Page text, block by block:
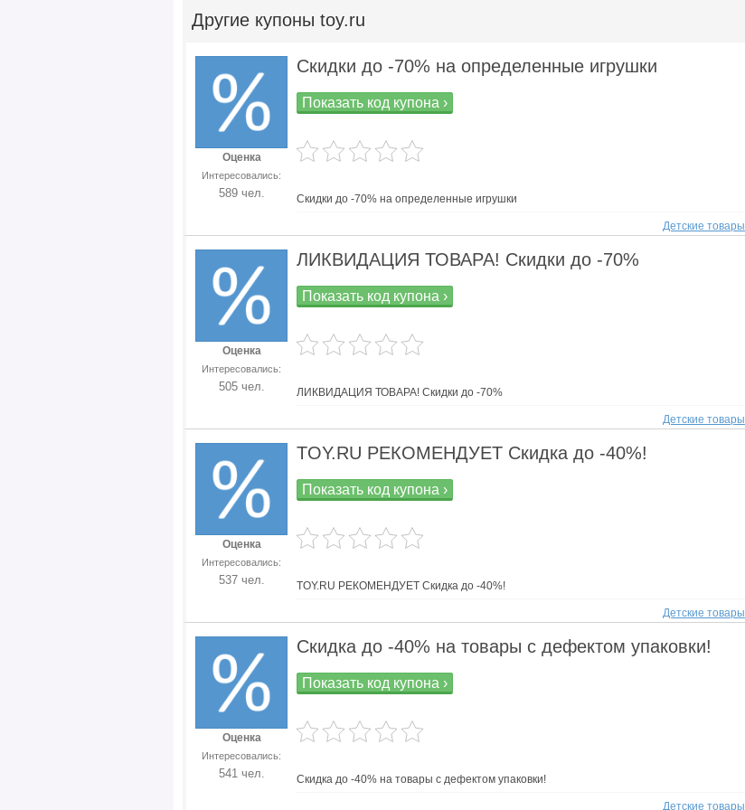
Другие купоны toy.ru
Оценка
Интересовались:
589 чел.
Скидки до -70% на определенные игрушки
Показать код купона ›
Скидки до -70% на определенные игрушки
Детские товары
Оценка
Интересовались:
505 чел.
ЛИКВИДАЦИЯ ТОВАРА! Скидки до -70%
Показать код купона ›
ЛИКВИДАЦИЯ ТОВАРА! Скидки до -70%
Детские товары
Оценка
Интересовались:
537 чел.
TOY.RU РЕКОМЕНДУЕТ Скидка до -40%!
Показать код купона ›
TOY.RU РЕКОМЕНДУЕТ Скидка до -40%!
Детские товары
Оценка
Интересовались:
541 чел.
Скидка до -40% на товары с дефектом упаковки!
Показать код купона ›
Скидка до -40% на товары с дефектом упаковки!
Детские товары